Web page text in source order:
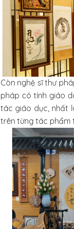
Còn nghệ sĩ thư
pháp có tính giáo
tác giáo dục, nhất
trên từng tác phẩm